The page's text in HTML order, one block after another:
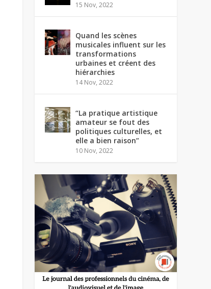
15 Nov, 2022
Quand les scènes
musicales influent sur les
transformations
urbaines et créent des
hiérarchies
14 Nov, 2022
“La pratique artistique
amateur se fout des
politiques culturelles, et
elle a bien raison”
10 Nov, 2022